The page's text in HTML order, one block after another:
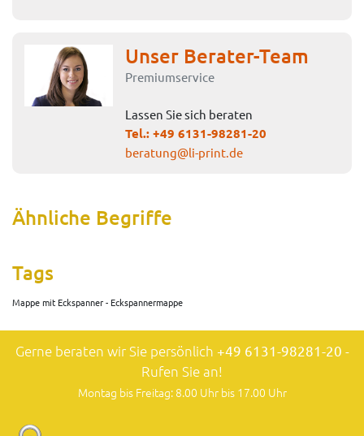
Unser Berater-Team
Premiumservice
Lassen Sie sich beraten
Tel.:+49 6131-98281-20
beratung@li-print.de
Ähnliche Begriffe
Tags
Mappe mit Eckspanner - Eckspannermappe
Gerne beraten wir Sie persönlich +49 6131-98281-20 -
Rufen Sie an!
Montag bis Freitag: 8.00 Uhr bis 17.00 Uhr